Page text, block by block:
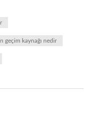
geçim kaynağı nedir